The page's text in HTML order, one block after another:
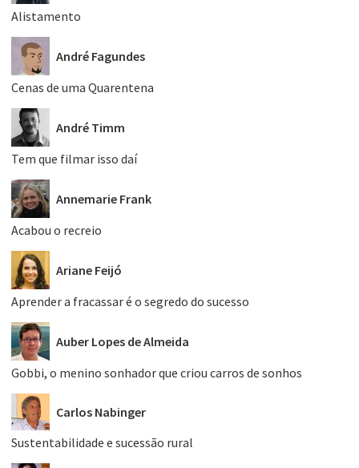
Alistamento
André Fagundes
Cenas de uma Quarentena
André Timm
Tem que filmar isso daí
Annemarie Frank
Acabou o recreio
Ariane Feijó
Aprender a fracassar é o segredo do sucesso
Auber Lopes de Almeida
Gobbi, o menino sonhador que criou carros de sonhos
Carlos Nabinger
Sustentabilidade e sucessão rural